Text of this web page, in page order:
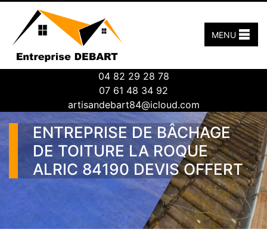
04 82 29 28 78
07 61 48 34 92
artisandebart84@icloud.com
MENU
ENTREPRISE DE BÂCHAGE
DE TOITURE LA ROQUE
ALRIC 84190 DEVIS OFFERT